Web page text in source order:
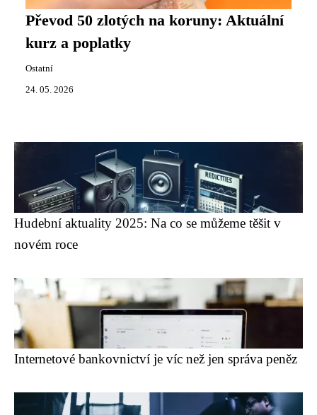
Převod 50 zlotých na koruny: Aktuální
kurz a poplatky
Ostatní
24. 05. 2026
Hudební aktuality 2025: Na co se můžeme těšit v
novém roce
Internetové bankovnictví je víc než jen správa peněz